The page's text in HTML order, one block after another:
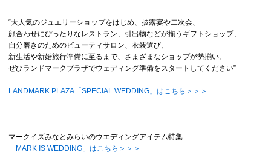
“大人気のジュエリーショップをはじめ、披露宴や二次会、
顔合わせにぴったりなレストラン、引出物などが揃うギフトショップ、
自分磨きのためのビューティサロン、衣装選び、
新生活や新婚旅行準備に至るまで、さまざまなショップが勢揃い。
ぜひランドマークプラザでウェディング準備をスタートしてください”
LANDMARK PLAZA「SPECIAL WEDDING」はこちら＞＞＞
マークイズみなとみらいのウエディングアイテム特集
「MARK IS WEDDING」はこちら＞＞＞